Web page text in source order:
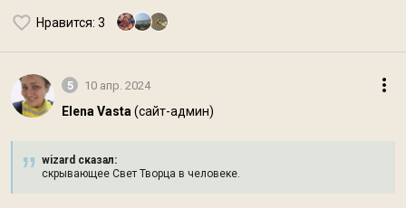
Нравится: 3
5 10 апр. 2024
Elena Vasta (сайт-админ)
wizard сказал:
скрывающее Свет Творца в человеке.